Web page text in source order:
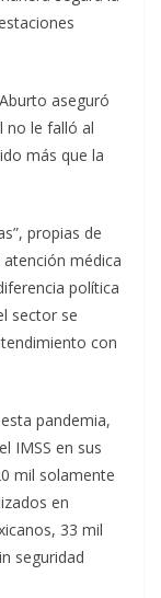
aseguró
no le falló al
más que la
propias de
médica
política
sector se
con
pandemia,
IMSS en sus
mil solamente
en
33 mil
seguridad